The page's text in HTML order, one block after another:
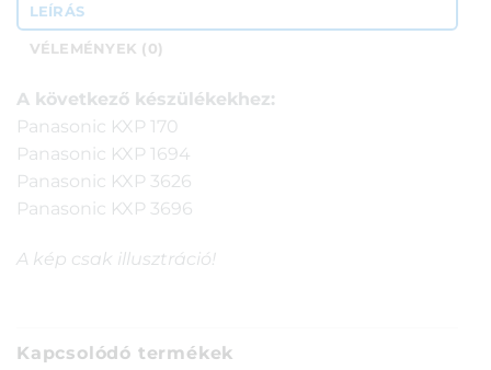
LEÍRÁS
VÉLEMÉNYEK (0)
A következő készülékekhez:
Panasonic KXP 170
Panasonic KXP 1694
Panasonic KXP 3626
Panasonic KXP 3696
A kép csak illusztráció!
Kapcsolódó termékek